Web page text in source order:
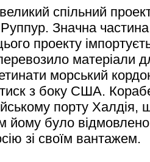
спільний
Значна
проекту
матеріали
морський
з боку США.
порту Халдія,
йому було
зі своїм вантажем.